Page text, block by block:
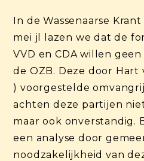
In de Wassenaarse
mei jl lazen we dat de
VVD en CDA willen geen
de OZB. Deze door Hart
) voorgestelde
achten deze partijen
maar ook onverstandig.
een analyse door
noodzakelijkheid van